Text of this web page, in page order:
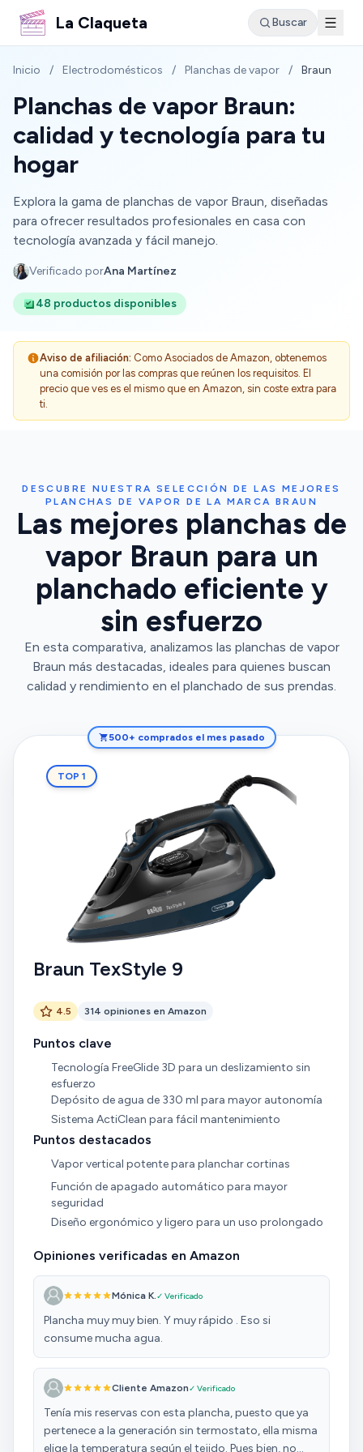
La Claqueta Buscar
Inicio / Electrodomésticos / Planchas de vapor / Braun
Planchas de vapor Braun:
calidad y tecnología para tu
hogar
Explora la gama de planchas de vapor Braun, diseñadas
para ofrecer resultados profesionales en casa con
tecnología avanzada y fácil manejo.
Verificado porAna Martínez
48 productos disponibles
Aviso de afiliación: Como Asociados de Amazon, obtenemos
una comisión por las compras que reúnen los requisitos. El
precio que ves es el mismo que en Amazon, sin coste extra para
ti.
DESCUBRE NUESTRA SELECCIÓN DE LAS MEJORES
PLANCHAS DE VAPOR DE LA MARCA BRAUN
Las mejores planchas de
vapor Braun para un
planchado eficiente y
sin esfuerzo
En esta comparativa, analizamos las planchas de vapor
Braun más destacadas, ideales para quienes buscan
calidad y rendimiento en el planchado de sus prendas.
500+ comprados el mes pasado
TOP 1
Braun TexStyle 9
4.5 314 opiniones en Amazon
Puntos clave
Tecnología FreeGlide 3D para un deslizamiento sin
esfuerzo
Depósito de agua de 330 ml para mayor autonomía
Sistema ActiClean para fácil mantenimiento
Puntos destacados
Vapor vertical potente para planchar cortinas
Función de apagado automático para mayor
seguridad
Diseño ergonómico y ligero para un uso prolongado
Opiniones verificadas en Amazon
Mónica K.✓ Verificado
Plancha muy muy bien. Y muy rápido . Eso si
consume mucha agua.
Cliente Amazon✓ Verificado
Tenía mis reservas con esta plancha, puesto que ya
pertenece a la generación sin termostato, ella misma
elige la temperatura según el tejido. Pues bien, no